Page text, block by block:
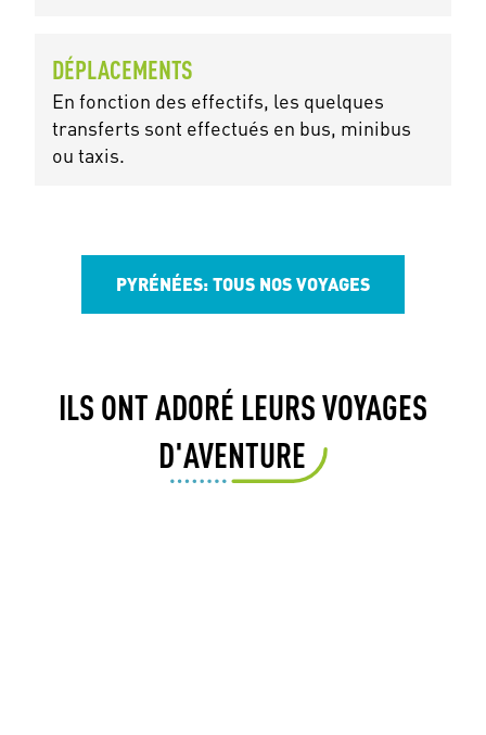
DÉPLACEMENTS
En fonction des effectifs, les quelques
transferts sont effectués en bus, minibus
ou taxis.
PYRÉNÉES: TOUS NOS VOYAGES
ILS ONT ADORÉ LEURS VOYAGES
D'AVENTURE